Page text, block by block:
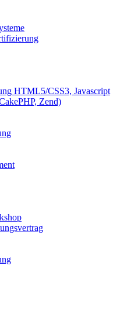
HTML5/CSS3, Javascript
Zend)